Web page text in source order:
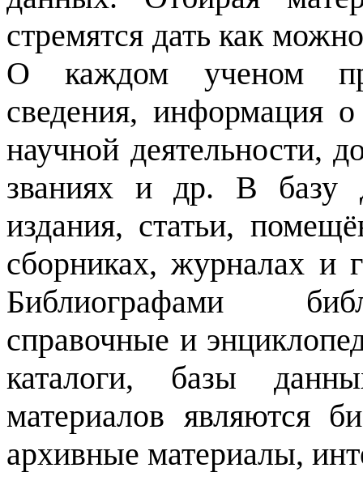
стремятся дать как
О каждом ученом
сведения, информация
научной деятельности,
званиях и др. В базу
издания, статьи,
сборниках, журналах и
Библиографами
справочные и
каталоги, базы
материалов являются
архивные материалы,